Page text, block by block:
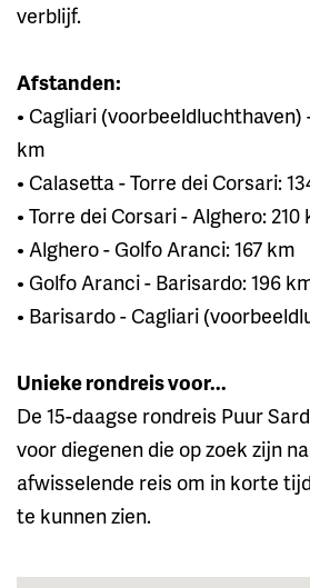
verblijf.
Afstanden:
• Cagliari
km
• Calasetta - Torre dei Corsari:
• Torre dei Corsari - Alghero: 210
• Alghero - Golfo Aranci: 167 km
• Golfo Aranci - Barisardo: 196
• Barisardo - Cagliari
Unieke rondreis voor...
De 15-daagse rondreis Puur
voor diegenen die op zoek zijn
afwisselende reis om in korte
te kunnen zien.